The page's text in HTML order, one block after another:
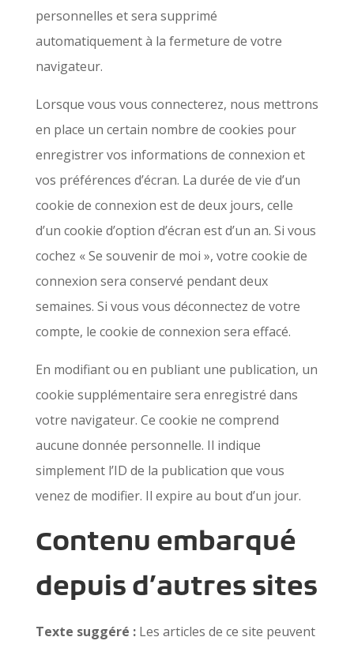
personnelles et sera supprimé
automatiquement à la fermeture de votre
navigateur.
Lorsque vous vous connecterez, nous mettrons
en place un certain nombre de cookies pour
enregistrer vos informations de connexion et
vos préférences d’écran. La durée de vie d’un
cookie de connexion est de deux jours, celle
d’un cookie d’option d’écran est d’un an. Si vous
cochez « Se souvenir de moi », votre cookie de
connexion sera conservé pendant deux
semaines. Si vous vous déconnectez de votre
compte, le cookie de connexion sera effacé.
En modifiant ou en publiant une publication, un
cookie supplémentaire sera enregistré dans
votre navigateur. Ce cookie ne comprend
aucune donnée personnelle. Il indique
simplement l’ID de la publication que vous
venez de modifier. Il expire au bout d’un jour.
Contenu embarqué
depuis d’autres sites
Texte suggéré : Les articles de ce site peuvent